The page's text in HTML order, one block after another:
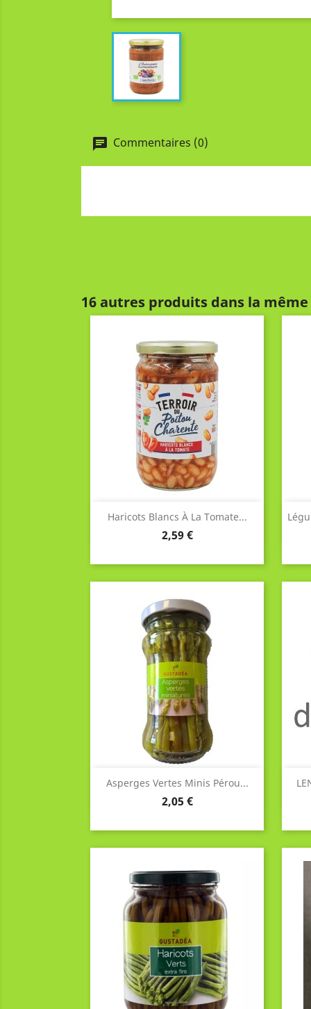
Commentaires (0)
16 autres produits dans la
Haricots Blancs À La Tomate...
Prix
2,59 €
 Aperçu rapide
Asperges Vertes Minis Pérou...
Prix
2,05 €
Aperçu rapide